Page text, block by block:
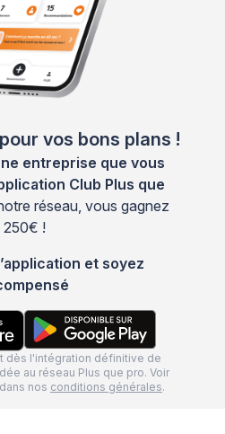
vos bons plans !
entreprise que vous
Club Plus que
réseau, vous gagnez
250€ !
et soyez
dès l'intégration définitive de
au réseau Plus que pro. Voir
nos conditions générales.